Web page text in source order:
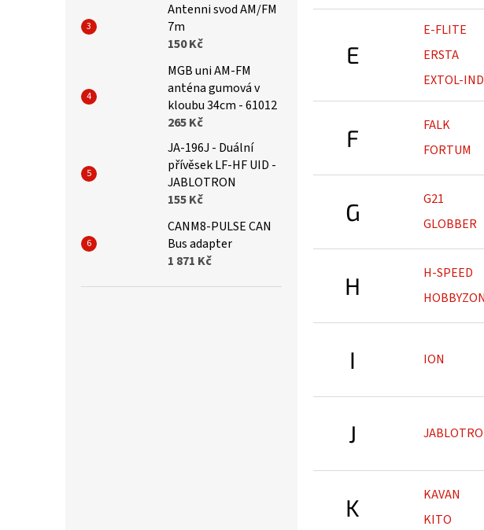
Antenni svod AM/FM
7m
150 Kč
MGB uni AM-FM
anténa gumová v
kloubu 34cm - 61012
265 Kč
JA-196J - Duální
přívěsek LF-HF UID -
JABLOTRON
155 Kč
CANM8-PULSE CAN
Bus adapter
1 871 Kč
E
E-FLITE
ERSTA
EXTOL-
F FALK
FORTUM
G G21
GLOBBER
H H-SPEED
I ION
J
K KAVAN
KITO